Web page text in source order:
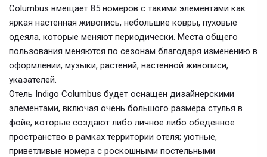
Columbus вмещает 85 номеров с такими элементами как
яркая настенная живопись, небольшие ковры, пуховые
одеяла, которые меняют периодически. Места общего
пользования меняются по сезонам благодаря изменению в
оформлении, музыки, растений, настенной живописи,
указателей.
Отель Indigo Columbus будет оснащен дизайнерскими
элементами, включая очень большого размера стулья в
фойе, которые создают либо личное либо обеденное
пространство в рамках территории отеля; уютные,
приветливые номера с роскошными постельными